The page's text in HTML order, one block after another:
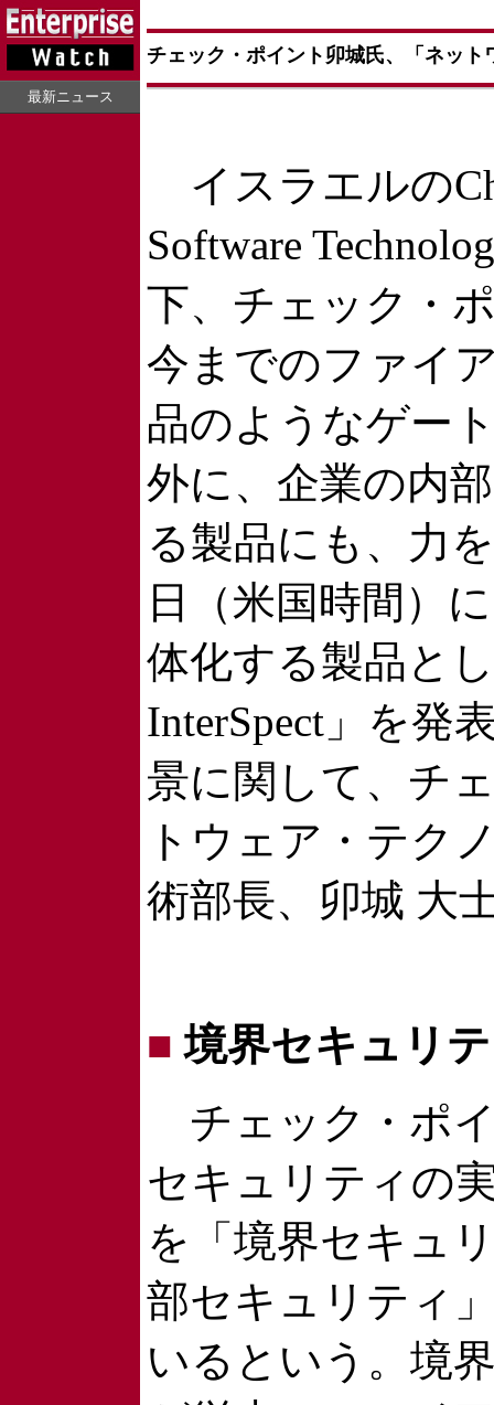
最新ニュース
チェック・ポイント卯城氏、「ネッ
イスラエルの
Software
下、チェック・
今までのファイ
品のようなゲー
外に、企業の内
る製品にも、力
日（米国時間）
体化する製品と
InterSpect」を発
景に関して、チ
トウェア・テク
術部長、卯城 大
■ 境界セキュリ
チェック・ポ
セキュリティの
を「境界セキュ
部セキュリティ
いるという。境